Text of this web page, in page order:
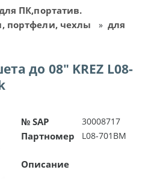
ПК,портатив.
портфели, чехлы »для
до 08" KREZ L08-
№ SAP 30008717
Партномер L08-701BM
Описание